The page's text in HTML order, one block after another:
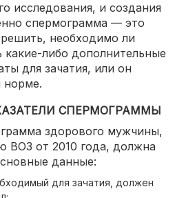
исследования, и создания
спермограмма — это
необходимо ли
либо дополнительные
для зачатия, или он
норме.
СПЕРМОГРАММЫ
здорового мужчины,
ВОЗ от 2010 года, должна
данные:
для зачатия, должен